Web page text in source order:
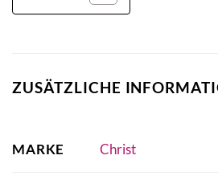
ZUSÄTZLICHE
MARKE Christ